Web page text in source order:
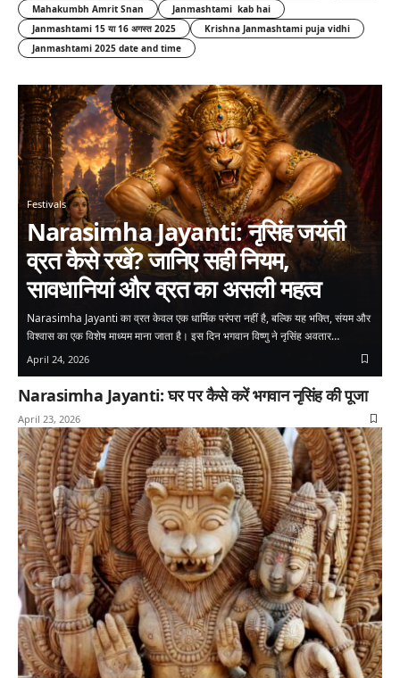
Mahakumbh Amrit Snan
Janmashtami kab hai
Janmashtami 15 या 16 अगस्त 2025
Krishna Janmashtami puja vidhi
Janmashtami 2025 date and time
Festivals
Narasimha Jayanti: नृसिंह जयंती
व्रत कैसे रखें? जानिए सही नियम,
सावधानियां और व्रत का असली महत्व
Narasimha Jayanti का व्रत केवल एक धार्मिक परंपरा नहीं है, बल्कि यह भक्ति, संयम और
विश्वास का एक विशेष माध्यम माना जाता है। इस दिन भगवान विष्णु ने नृसिंह अवतार…
April 24, 2026
Narasimha Jayanti: घर पर कैसे करें भगवान नृसिंह की पूजा
April 23, 2026